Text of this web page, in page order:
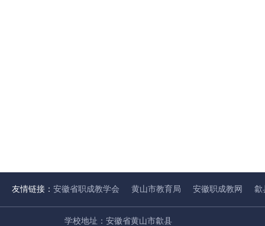
友情链接： 安徽省职成教学会 黄山市教育局 安徽职成教网 歙
学校地址：安徽省黄山市歙县